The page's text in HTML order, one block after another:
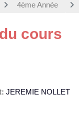
4ème Année
cours
JEREMIE NOLLET